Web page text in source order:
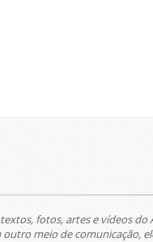
fotos, artes e vídeos
meio de comunicação,